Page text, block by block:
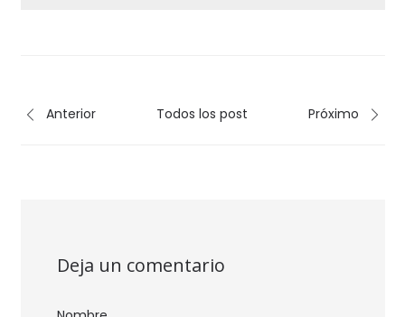
Anterior Todos los post Próximo
Deja un comentario